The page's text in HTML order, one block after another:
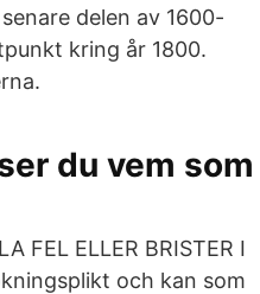
delen av 1600-
kring år 1800.
du vem som
FEL ELLER BRISTER I
och kan som